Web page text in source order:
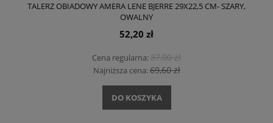
TALERZ OBIADOWY AMERA LENE BJERRE 29X22,5 CM- SZARY,
OWALNY
52,20 zł
Cena regularna:87,00 zł
Najniższa cena:69,60 zł
DO KOSZYKA